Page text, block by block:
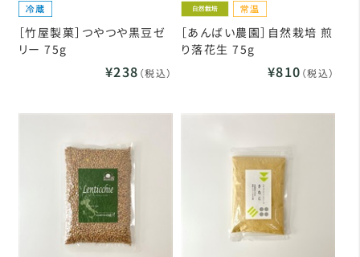
［竹屋製菓］つやつや黒豆ゼ
リー 75g
¥238 （税込）
［あんばい農園］自然栽培 煎
り落花生 75g
¥810 （税込）